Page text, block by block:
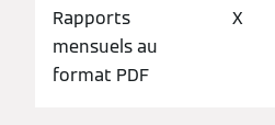
Rapports
mensuels au
format PDF
X